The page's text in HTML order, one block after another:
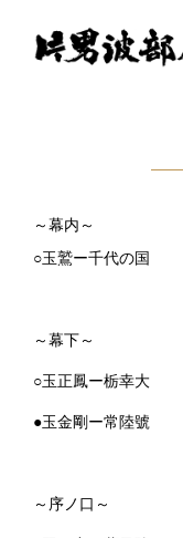
～幕内～
○玉鷲ー千代の国
～幕下～
○玉正鳳ー栃幸大
●玉金剛ー常陸號
～序ノ口～